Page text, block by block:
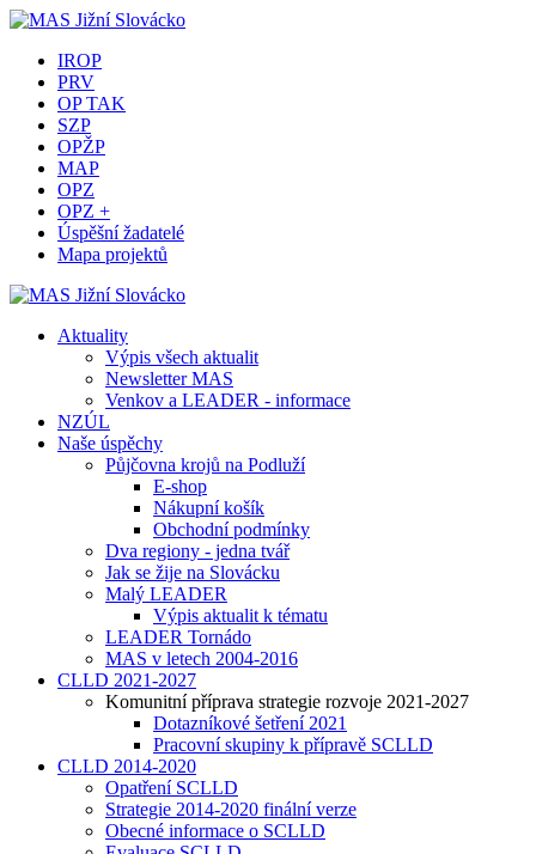
IROP
PRV
OP TAK
SZP
OPŽP
MAP
OPZ
OPZ +
Úspěšní žadatelé
Mapa projektů
Aktuality
Výpis všech aktualit
Newsletter MAS
Venkov a LEADER - informace
NZÚL
Naše úspěchy
Půjčovna krojů na Podluží
E-shop
Nákupní košík
Obchodní podmínky
Dva regiony - jedna tvář
Jak se žije na Slovácku
Malý LEADER
Výpis aktualit k tématu
LEADER Tornádo
MAS v letech 2004-2016
CLLD 2021-2027
Komunitní příprava strategie rozvoje 2021-2027
Dotazníkové šetření 2021
Pracovní skupiny k přípravě SCLLD
CLLD 2014-2020
Opatření SCLLD
Strategie 2014-2020 finální verze
Obecné informace o SCLLD